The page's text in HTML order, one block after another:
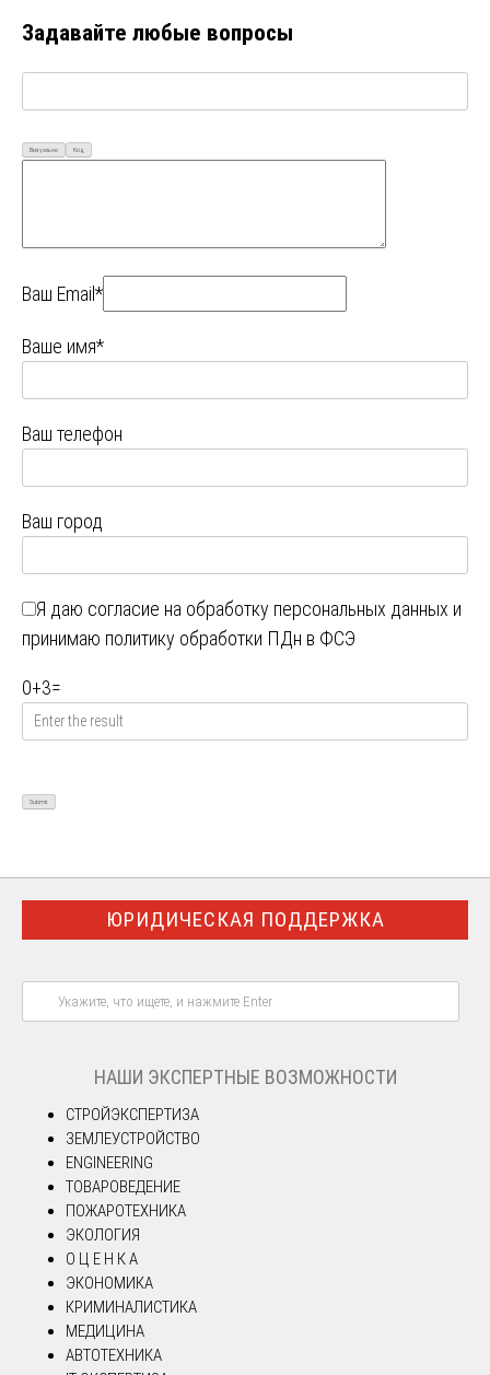
Задавайте любые вопросы
Визуально Код
Ваш Email*
Ваше имя*
Ваш телефон
Ваш город
Я даю согласие на обработку персональных данных и
принимаю политику обработки ПДн в ФСЭ
0+3=
ЮРИДИЧЕСКАЯ ПОДДЕРЖКА
НАШИ ЭКСПЕРТНЫЕ ВОЗМОЖНОСТИ
СТРОЙЭКСПЕРТИЗА
ЗЕМЛЕУСТРОЙСТВО
ENGINEERING
ТОВАРОВЕДЕНИЕ
ПОЖАРОТЕХНИКА
ЭКОЛОГИЯ
О Ц Е Н К А
ЭКОНОМИКА
КРИМИНАЛИСТИКА
МЕДИЦИНА
АВТОТЕХНИКА